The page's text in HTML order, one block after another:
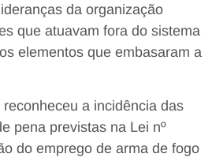
da organização
que atuavam fora do sistema
elementos que embasaram a
a incidência das
pena previstas na Lei nº
do emprego de arma de fogo